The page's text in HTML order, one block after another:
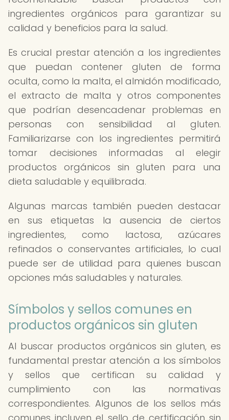
ingredientes orgánicos para garantizar su
calidad y beneficios para la salud.
Es crucial prestar atención a los ingredientes
que puedan contener gluten de forma
oculta, como la malta, el almidón modificado,
el extracto de malta y otros componentes
que podrían desencadenar problemas en
personas con sensibilidad al gluten.
Familiarizarse con los ingredientes permitirá
tomar decisiones informadas al elegir
productos orgánicos sin gluten para una
dieta saludable y equilibrada.
Algunas marcas también pueden destacar
en sus etiquetas la ausencia de ciertos
ingredientes, como lactosa, azúcares
refinados o conservantes artificiales, lo cual
puede ser de utilidad para quienes buscan
opciones más saludables y naturales.
Símbolos y sellos comunes en
productos orgánicos sin gluten
Al buscar productos orgánicos sin gluten, es
fundamental prestar atención a los símbolos
y sellos que certifican su calidad y
cumplimiento con las normativas
correspondientes. Algunos de los sellos más